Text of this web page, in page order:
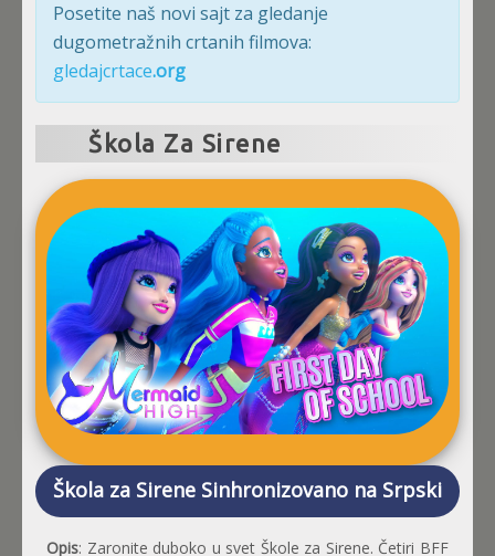
Posetite naš novi sajt za gledanje
dugometražnih crtanih filmova:
gledajcrtace.org
Škola Za Sirene
Škola za Sirene Sinhronizovano na Srpski
Opis: Zaronite duboko u svet Škole za Sirene. Četiri BFF